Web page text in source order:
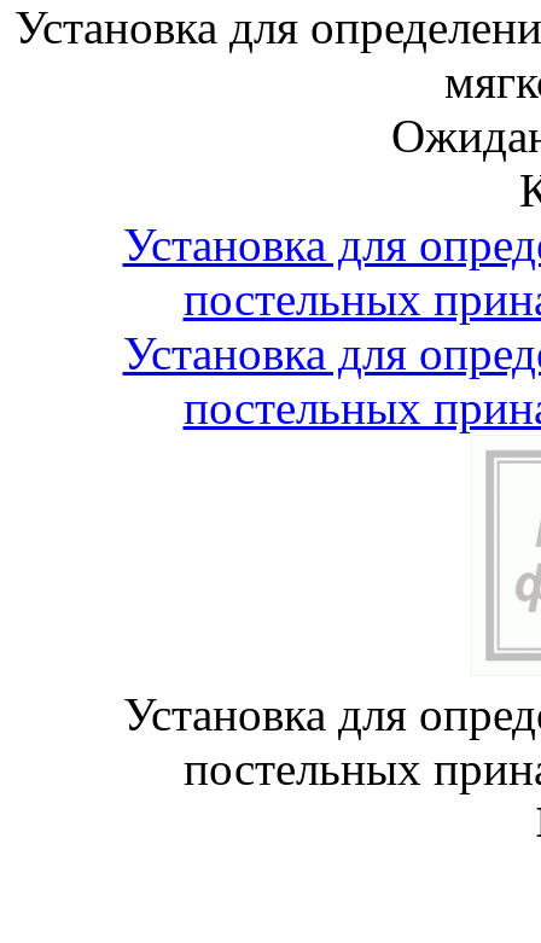
Установка для
Установка для
постельных
Установка для
постельных
Установка для
постельных